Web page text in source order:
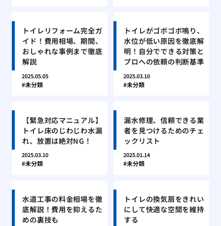
トイレリフォーム完全ガ
イド！費用相場、期間、
おしゃれな事例まで徹底
解説
2025.05.05
未分類
トイレがゴボゴボ鳴り、
水位が低い原因を徹底解
明！自分でできる対策と
プロへの依頼の判断基準
2025.03.10
未分類
【緊急対応マニュアル】
トイレ床のじわじわ水漏
れ、放置は絶対NG！
2025.03.10
未分類
漏水修理、信頼できる業
者を見つけるためのチェ
ックリスト
2025.01.14
未分類
水道工事の料金相場を徹
底解説！費用を抑えるた
めの裏技も
トイレの換気扇をきれい
にして快適な空間を維持
する